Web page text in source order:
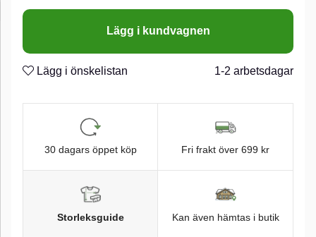
n
n
Crosslock Snap
n
Lägg i kundvagnen
Lägg i önskelistan 1-2 arbetsdagar
30 dagars öppet köp Fri frakt över 699 kr
Storleksguide Kan även hämtas i butik